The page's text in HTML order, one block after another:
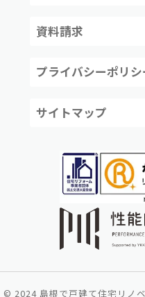
資料請求
プライバシーポリシ
サイトマップ
© 2024 島根で戸建て住宅リノ